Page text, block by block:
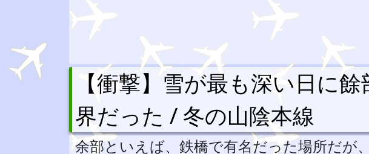
【衝撃】雪が最も深い日に
界だった / 冬の山陰本線
余部といえば、鉄橋で有名だった場所だが